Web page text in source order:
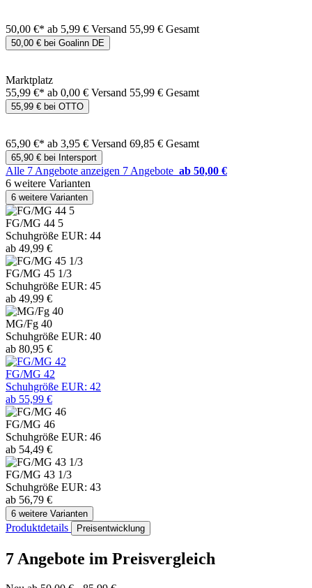
50,00 €* ab 5,99 € Versand 55,99 € Gesamt
50,00 € bei Goalinn DE
Marktplatz
55,99 €* ab 0,00 € Versand 55,99 € Gesamt
55,99 € bei OTTO
65,90 €* ab 3,95 € Versand 69,85 € Gesamt
65,90 € bei Intersport
Alle 7 Angebote anzeigen 7 Angebote ab 50,00 €
6 weitere Varianten
6 weitere Varianten
FG/MG 44 5
Schuhgröße EUR: 44
ab 49,99 €
FG/MG 45 1/3
Schuhgröße EUR: 45
ab 49,99 €
MG/Fg 40
Schuhgröße EUR: 40
ab 80,95 €
FG/MG 42
Schuhgröße EUR: 42
ab 55,99 €
FG/MG 46
Schuhgröße EUR: 46
ab 54,49 €
FG/MG 43 1/3
Schuhgröße EUR: 43
ab 56,79 €
6 weitere Varianten
Produktdetails Preisentwicklung
7 Angebote im Preisvergleich